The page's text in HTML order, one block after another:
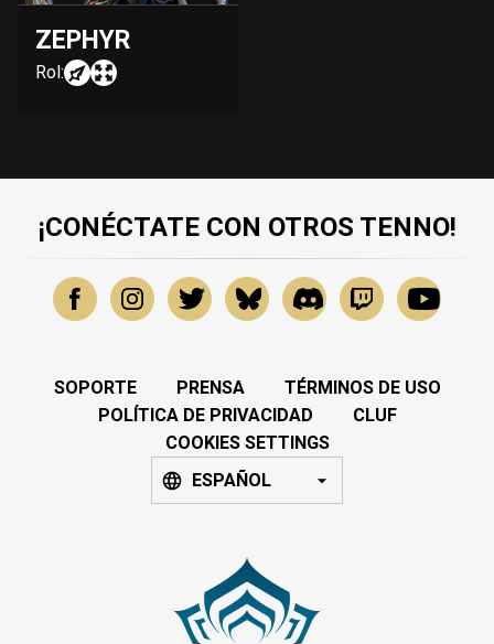
ZEPHYR
Rol:
¡CONÉCTATE CON OTROS TENNO!
SOPORTE PRENSA
TÉRMINOS DE USO
POLÍTICA DE PRIVACIDAD
CLUF
COOKIES SETTINGS
ESPAÑOL